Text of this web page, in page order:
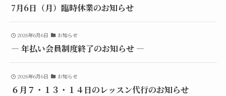
7月6日（月）臨時休業のお知らせ
2026年6月6日 お知らせ
― 年払い会員制度終了のお知らせ ―
2026年6月6日 お知らせ
６月７・１３・１４日のレッスン代行のお知らせ